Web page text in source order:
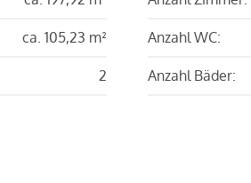
ca. 105,23 m²
2
Anzahl WC:
Anzahl Bäder: